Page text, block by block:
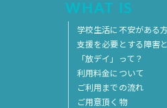
WHAT IS
学校生活に不安がある
支援を必要とする障害
「放デイ」って？
利用料金について
ご利用までの流れ
ご用意頂く物